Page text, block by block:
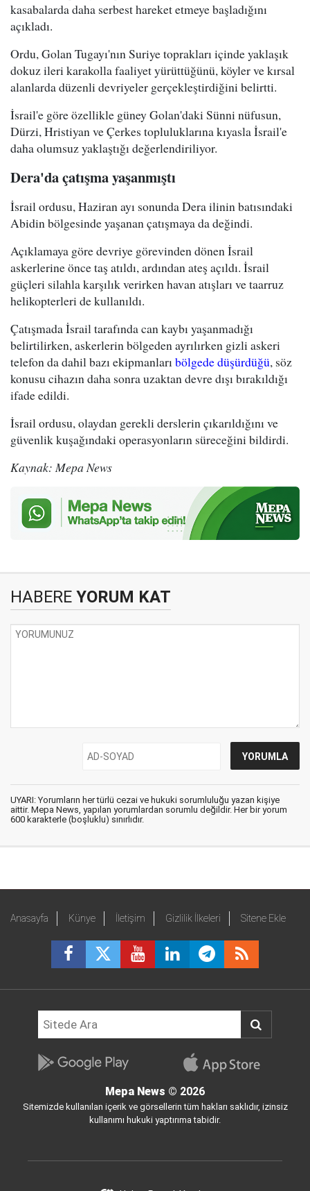
kasabalarda daha serbest hareket etmeye başladığını
açıkladı.
Ordu, Golan Tugayı'nın Suriye toprakları içinde yaklaşık
dokuz ileri karakolla faaliyet yürüttüğünü, köyler ve kırsal
alanlarda düzenli devriyeler gerçekleştirdiğini belirtti.
İsrail'e göre özellikle güney Golan'daki Sünni nüfusun,
Dürzi, Hristiyan ve Çerkes topluluklarına kıyasla İsrail'e
daha olumsuz yaklaştığı değerlendiriliyor.
Dera'da çatışma yaşanmıştı
İsrail ordusu, Haziran ayı sonunda Dera ilinin batısındaki
Abidin bölgesinde yaşanan çatışmaya da değindi.
Açıklamaya göre devriye görevinden dönen İsrail
askerlerine önce taş atıldı, ardından ateş açıldı. İsrail
güçleri silahla karşılık verirken havan atışları ve taarruz
helikopterleri de kullanıldı.
Çatışmada İsrail tarafında can kaybı yaşanmadığı
belirtilirken, askerlerin bölgeden ayrılırken gizli askeri
telefon da dahil bazı ekipmanları bölgede düşürdüğü, söz
konusu cihazın daha sonra uzaktan devre dışı bırakıldığı
ifade edildi.
İsrail ordusu, olaydan gerekli derslerin çıkarıldığını ve
güvenlik kuşağındaki operasyonların süreceğini bildirdi.
Kaynak: Mepa News
HABERE YORUM KAT
UYARI: Yorumların her türlü cezai ve hukuki sorumluluğu yazan kişiye
aittir. Mepa News, yapılan yorumlardan sorumlu değildir. Her bir yorum
600 karakterle (boşluklu) sınırlıdır.
Anasayfa Künye İletişim Gizlilik İlkeleri Sitene Ekle
Mepa News © 2026
Sitemizde kullanılan içerik ve görsellerin tüm hakları saklıdır, izinsiz
kullanımı hukuki yaptırıma tabidir.